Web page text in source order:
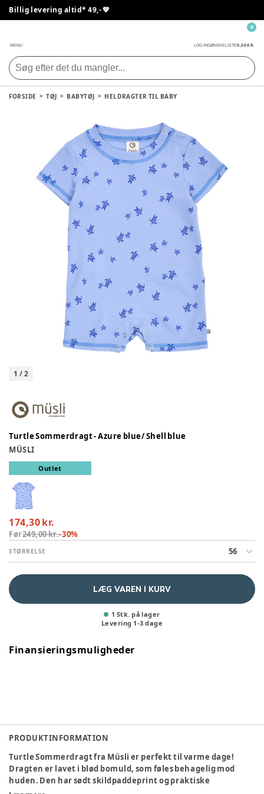
Billig levering altid* 49,- 💙
MENU LOG INDØNSKELISTE0,00 KR.
0
FORSIDE TØJ BABYTØJ HELDRAGTER TIL BABY
1 /2
Turtle Sommerdragt - Azure blue/ Shell blue
MÜSLI
Outlet
174,30 kr.
Før249,00 kr.-30%
STØRRELSE 56
LÆG VAREN I KURV
1 Stk. på lager
Levering 1-3 dage
Finansieringsmuligheder
PRODUKTINFORMATION
Turtle Sommerdragt fra Müsli er perfekt til varme dage!
Dragten er lavet i blød bomuld, som føles behagelig mod
huden. Den har sødt skildpaddeprint og praktiske